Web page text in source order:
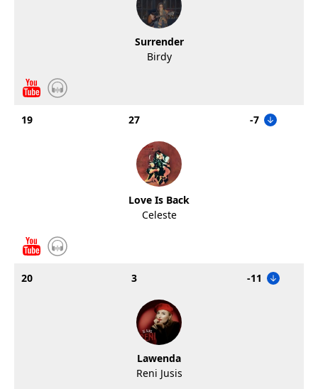
Surrender
Birdy
19 27 -7
Love Is Back
Celeste
20 3 -11
Lawenda
Reni Jusis